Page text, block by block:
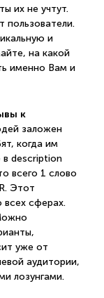
их не учтут.
пользователи.
и
на какой
именно Вам и
к
заложен
когда им
в description
всего 1 слово
Этот
всех сферах.
уже от
аудитории,
лозунгами.